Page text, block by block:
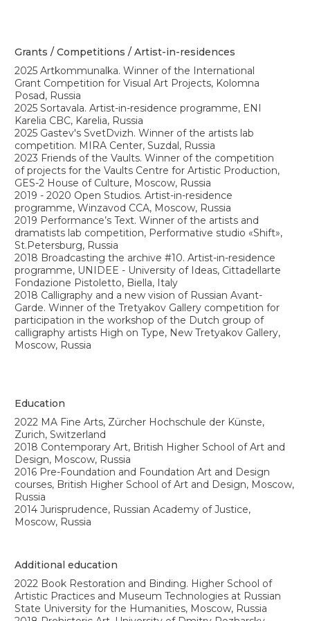
Moscow, Russia
2011 The Basic Course of Digital Photography and
Photography school Cross Photo, Moscow
Art fairs / Festivals
2025 Oberton by Cosmoscow. Graphics fair, Syntax
Gallery, Moscow, Russia
2025 Art Book Festival. Ad Marginem x masters,
St.Petersburg, Russia
2024 Third Place Art Fair. Contemporary Art Fair,
St.Petersburg, Russia
2023 |catalog|. Contemporary Art Fair, Syntax Gallery,
Moscow, Russia
2022 Cosmoscow. X International Contemporary Art Fair,
U Contemporary Gallery, Moscow, Russia
2021 blazar. Young contemporary art fair, Syntax Gallery,
the Museum of Moscow, Russia
Catalogues
2024 Anthology of Contemporary Art. Winzavod. Gravity.
Authors: Daria Pyrkina, Andrey Moroz, Grigory Bakus,
Dmitry Komm and Alexey Lyzlov. Published by
Winzavod CCA, Moscow, Russia
2023 間 (МА). Published by the Syntax Gallery x Artika
Projects, Moscow, Russia